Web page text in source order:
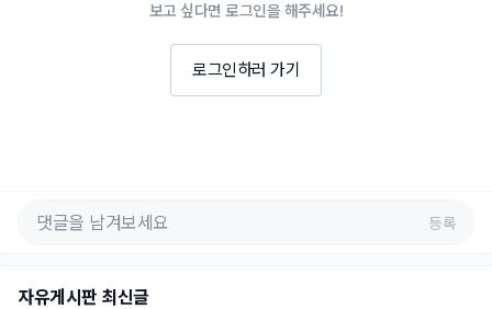
보고 싶다면 로그인을 해주세요!
로그인하러 가기
등록
자유게시판 최신글